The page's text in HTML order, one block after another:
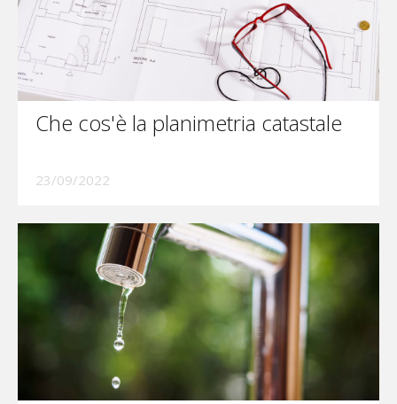
Che cos'è la planimetria catastale
23/09/2022